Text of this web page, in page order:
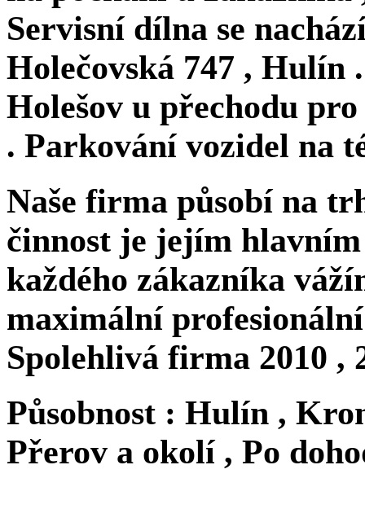
Servisní dílna se
Holečovská 747 , Hulín
Holešov u přechodu
. Parkování vozidel na
Naše firma působí na
činnost je jejím
každého zákazníka
maximální
Spolehlivá firma 2010 ,
Působnost : Hulín ,
Přerov a okolí , Po